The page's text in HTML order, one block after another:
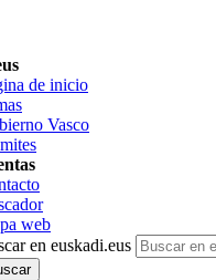
de inicio
Vasco
web
en euskadi.eus